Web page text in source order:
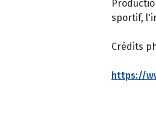
sportif,
Crédits
https://